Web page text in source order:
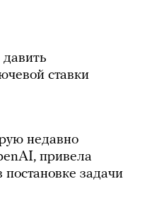
ставки
недавно
привела
задачи